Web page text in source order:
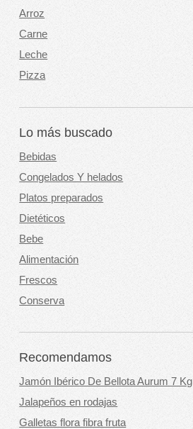
Arroz
Carne
Leche
Pizza
Lo más buscado
Bebidas
Congelados Y helados
Platos preparados
Dietéticos
Bebe
Alimentación
Frescos
Conserva
Recomendamos
Jamón Ibérico De Bellota Aurum 7 Kg
Jalapeños en rodajas
Galletas flora fibra fruta